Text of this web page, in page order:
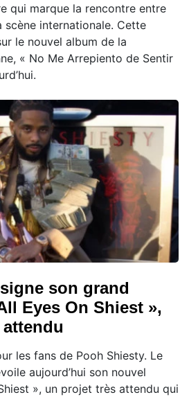
qui marque la rencontre entre
scène internationale. Cette
le nouvel album de la
« No Me Arrepiento de Sentir
son grand
Eyes On Shiest »,
les fans de Pooh Shiesty. Le
aujourd’hui son nouvel
», un projet très attendu qui